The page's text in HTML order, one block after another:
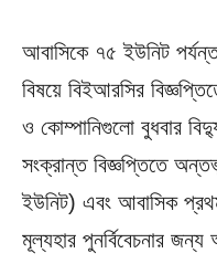
আবাসিকে ৭৫ ইউনিট
বিষয়ে বিইআরসির
ও কোম্পানিগুলো বুধবার
সংক্রান্ত বিজ্ঞপ্তিতে
ইউনিট) এবং আবাসিক
মূল্যহার পুনর্বিবেচনার